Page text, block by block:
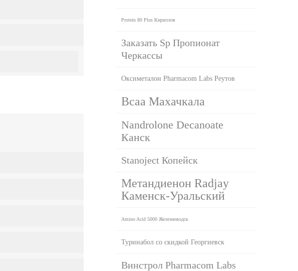
Protein 80 Plus Кириллов
Заказать Sp Пропионат
Черкассы
Оксиметалон Pharmacom Labs Реутов
Bcaa Махачкала
Nandrolone Decanoate
Канск
Stanoject Копейск
Метандиенон Radjay
Каменск-Уральский
Amino Acid 5000 Железноводск
Туринабол со скидкой Георгиевск
Винстрол Pharmacom Labs